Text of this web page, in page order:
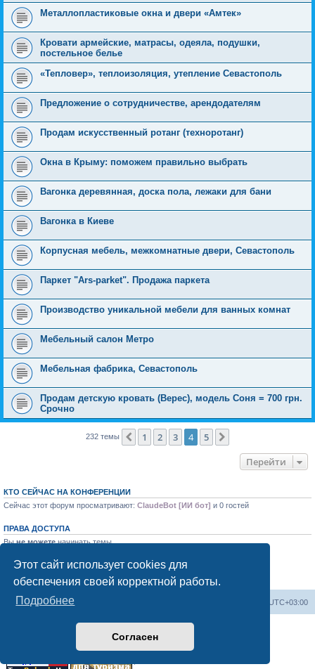
Этот сайт использует cookies для
обеспечения своей корректной работы.
Подробнее
Согласен
Металлопластиковые окна и двери «Амтек»
Кровати армейские, матрасы, одеяла, подушки,
постельное белье
«Тепловер», теплоизоляция, утепление Севастополь
Предложение о сотрудничестве, арендодателям
Продам искусственный ротанг (техноротанг)
Окна в Крыму: поможем правильно выбрать
Вагонка деревянная, доска пола, лежаки для бани
Вагонка в Киеве
Корпусная мебель, межкомнатные двери, Севастополь
Паркет "Ars-parket". Продажа паркета
Производство уникальной мебели для ванных комнат
Мебельный салон Метро
Mебельная фабрика, Севастополь
Продам детскую кровать (Верес), модель Соня = 700 грн.
Срочно
232 темы Пред.
1 2 3 4 5
Перейти
КТО СЕЙЧАС НА КОНФЕРЕНЦИИ
Сейчас этот форум просматривают: ClaudeBot [ИИ бот] и 0 гостей
ПРАВА ДОСТУПА
Выне можетеначинать темы
Выне можетередактировать свои сообщения
Выне можете удалять свои сообщения
Выне можетедобавлять вложения
Форум «Весь Крым» UTC+03:00
Создано на основе phpBB® Forum Software © phpBB Limited
Конфиденциальность